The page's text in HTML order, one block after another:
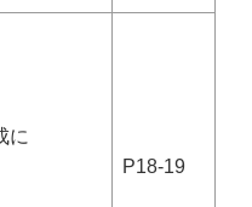
に
P18-19